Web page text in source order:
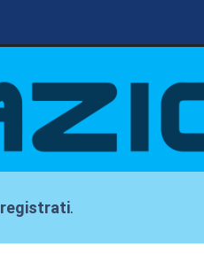
registrati.